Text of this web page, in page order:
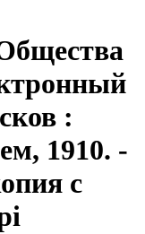
:
1910. -
с